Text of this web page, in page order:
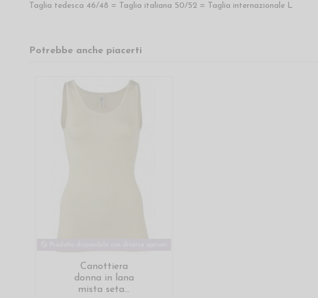
Taglia tedesca 46/48 = Taglia italiana 50/52 = Taglia internazionale L
Potrebbe anche piacerti
Canottiera
donna in lana
mista seta...